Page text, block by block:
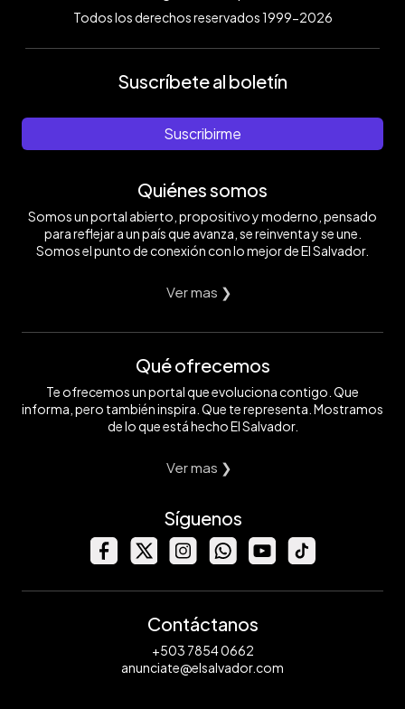
Todos los derechos reservados 1999-2026
Suscríbete al boletín
Suscribirme
Quiénes somos
Somos un portal abierto, propositivo y moderno, pensado
para reflejar a un país que avanza, se reinventa y se une.
Somos el punto de conexión con lo mejor de El Salvador.
Ver mas ❯
Qué ofrecemos
Te ofrecemos un portal que evoluciona contigo. Que
informa, pero también inspira. Que te representa. Mostramos
de lo que está hecho El Salvador.
Ver mas ❯
Síguenos
Contáctanos
+503 7854 0662
anunciate@elsalvador.com